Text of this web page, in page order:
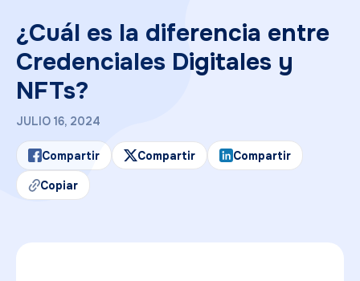
¿Cuál es la diferencia entre
Credenciales Digitales y
NFTs?
JULIO 16, 2024
Compartir Compartir Compartir
Copiar